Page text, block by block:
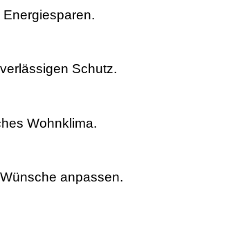
Schutz.
Wohnklima.
anpassen.